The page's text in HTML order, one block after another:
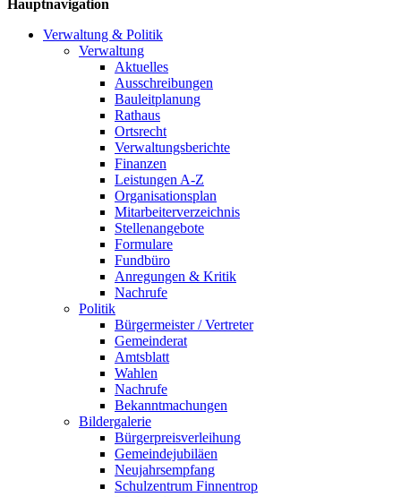
Hauptnavigation
Verwaltung & Politik
Verwaltung
Aktuelles
Ausschreibungen
Bauleitplanung
Rathaus
Ortsrecht
Verwaltungsberichte
Finanzen
Leistungen A-Z
Organisationsplan
Mitarbeiterverzeichnis
Stellenangebote
Formulare
Fundbüro
Anregungen & Kritik
Nachrufe
Politik
Bürgermeister / Vertreter
Gemeinderat
Amtsblatt
Wahlen
Nachrufe
Bekanntmachungen
Bildergalerie
Bürgerpreisverleihung
Gemeindejubiläen
Neujahrsempfang
Schulzentrum Finnentrop